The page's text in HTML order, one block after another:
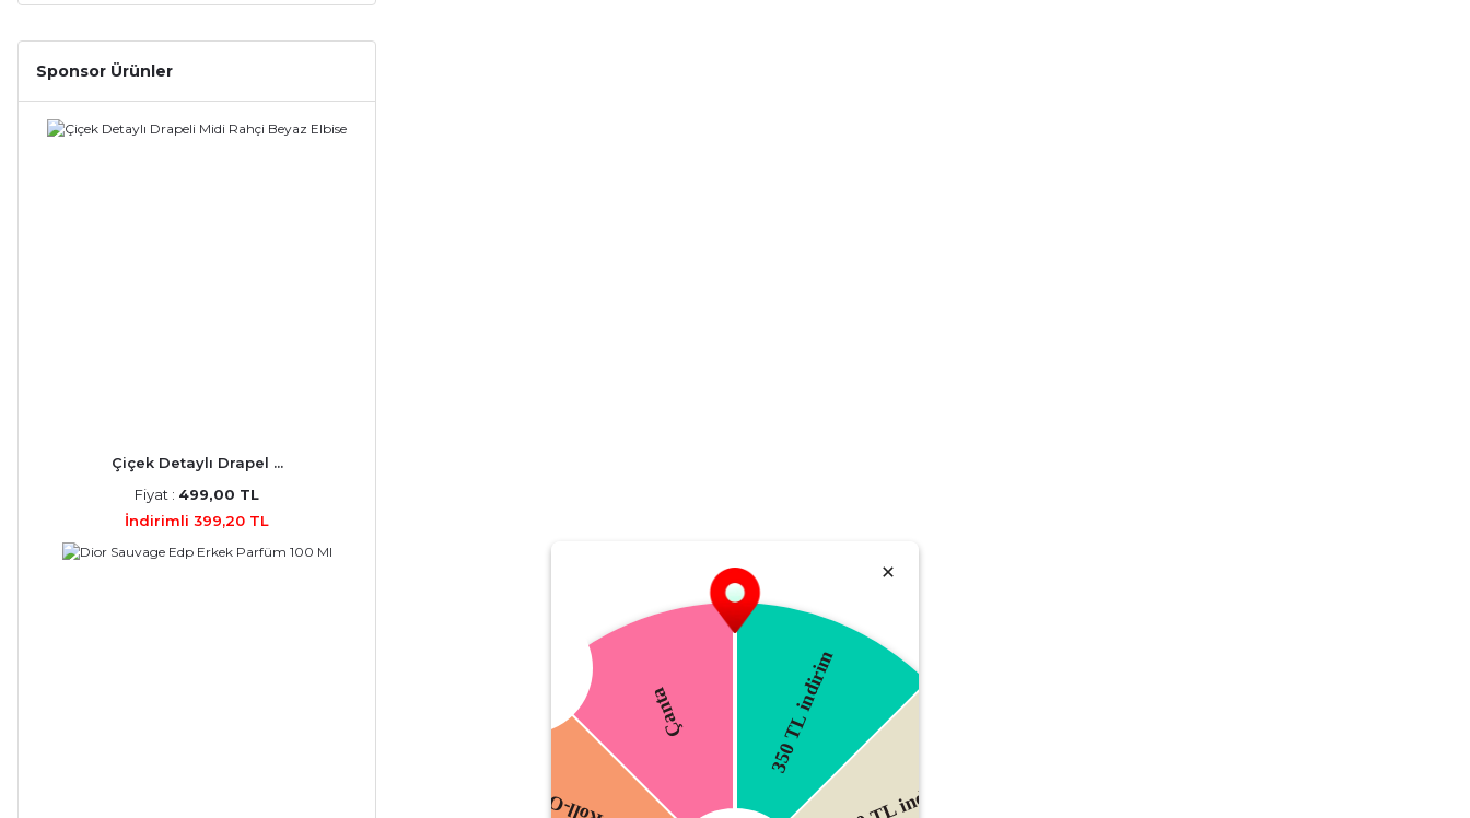
Sponsor Ürünler
Çiçek Detaylı Drapel ...
Fiyat : 499,00 TL
İndirimli 399,20 TL